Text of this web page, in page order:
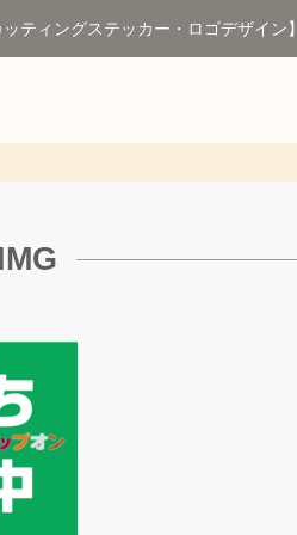
ティングステッカー・ロゴデザイン】